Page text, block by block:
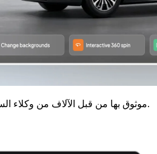
موثوق بها من قبل الآلاف من وكلاء السيارات في جميع أنحاء العالم.